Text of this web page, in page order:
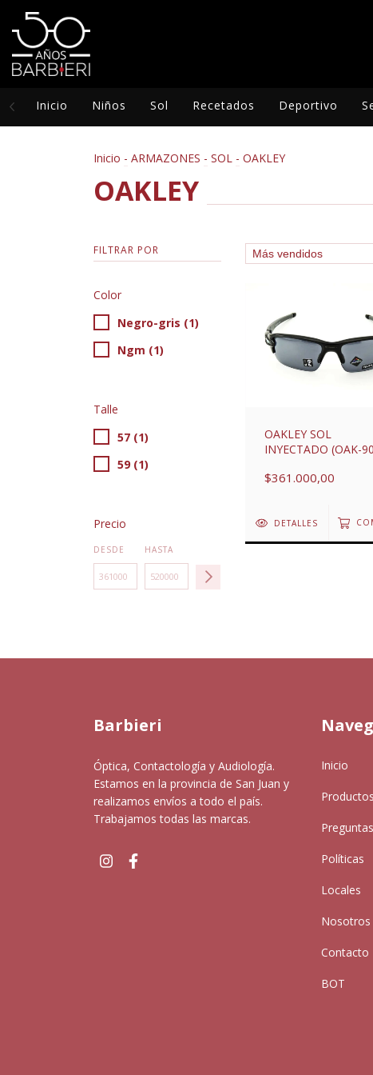
Inicio Niños Sol Recetados Deportivo
Inicio - ARMAZONES - SOL - OAKLEY
OAKLEY
FILTRAR POR
Color
Negro-gris (1)
Ngm (1)
Talle
57 (1)
59 (1)
Precio
DESDE HASTA
OAKLEY SOL
INYECTADO (OAK-
$361.000,00
DETALLES
Barbieri
Óptica, Contactología y Audiología.
Estamos en la provincia de San Juan y
realizamos envíos a todo el país.
Trabajamos todas las marcas.
Inicio
Productos
Políticas
Locales
Nosotros
Contacto
BOT